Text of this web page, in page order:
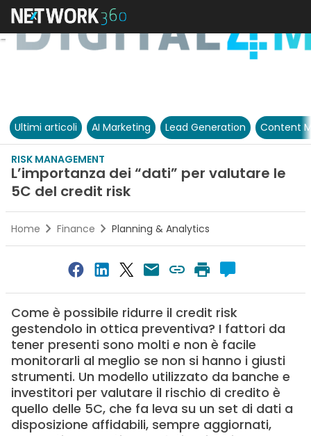
Ultimi articoli AI Marketing Lead Generation Content
RISK MANAGEMENT
L’importanza dei “dati” per valutare le
5C del credit risk
Home Finance Planning & Analytics
Come è possibile ridurre il credit risk
gestendolo in ottica preventiva? I fattori da
tener presenti sono molti e non è facile
monitorarli al meglio se non si hanno i giusti
strumenti. Un modello utilizzato da banche e
investitori per valutare il rischio di credito è
quello delle 5C, che fa leva su un set di dati a
disposizione affidabili, sempre aggiornati,